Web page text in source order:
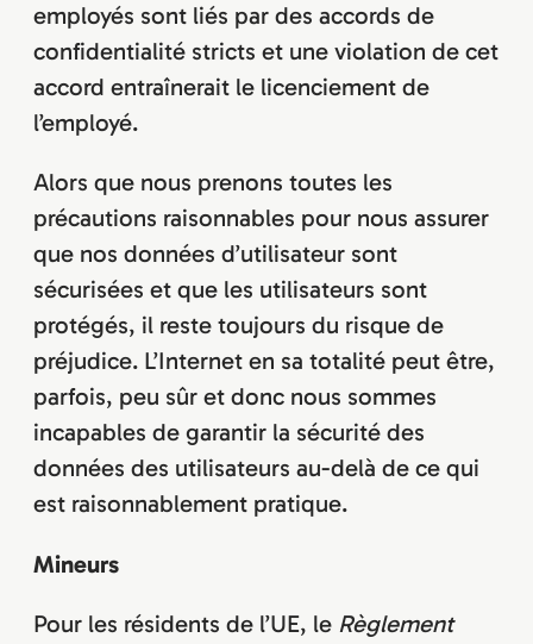
employés sont liés par des accords de
confidentialité stricts et une violation de cet
accord entraînerait le licenciement de
l’employé.
Alors que nous prenons toutes les
précautions raisonnables pour nous assurer
que nos données d’utilisateur sont
sécurisées et que les utilisateurs sont
protégés, il reste toujours du risque de
préjudice. L’Internet en sa totalité peut être,
parfois, peu sûr et donc nous sommes
incapables de garantir la sécurité des
données des utilisateurs au-delà de ce qui
est raisonnablement pratique.
Mineurs
Pour les résidents de l’UE, le Règlement